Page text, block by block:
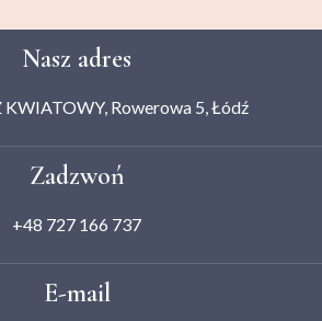
Nasz adres
KWIATOWY, Rowerowa 5, Łódź
Zadzwoń
+48 727 166 737
E-mail